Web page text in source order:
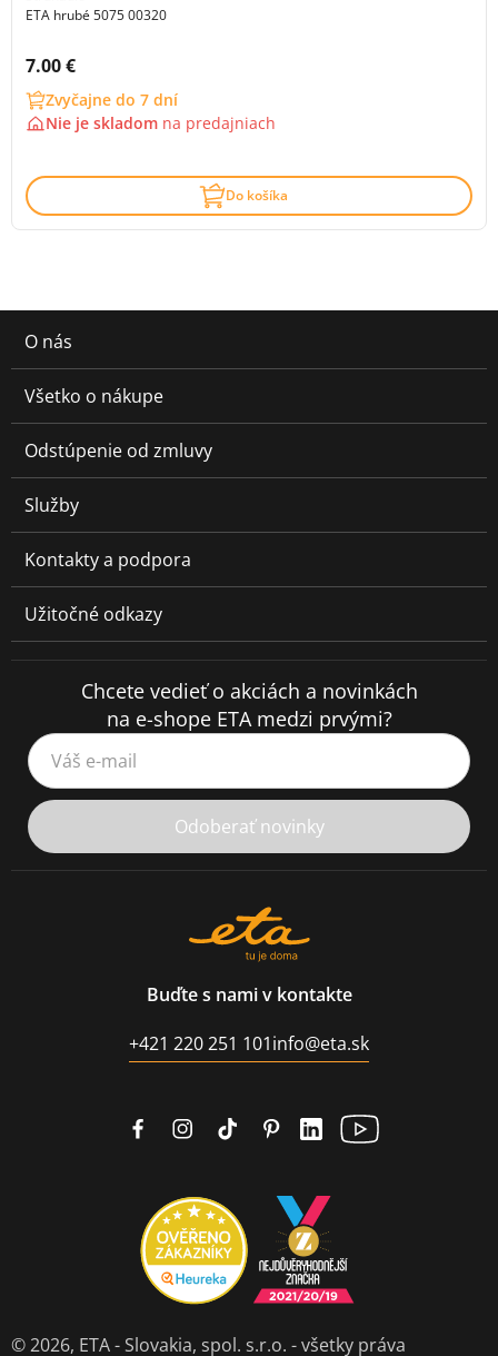
ETA hrubé 5075 00320
Cena s DPH:
7.00 €
Zvyčajne do 7 dní
Nie je skladom na predajniach
Do košíka
O nás
Všetko o nákupe
Odstúpenie od zmluvy
Služby
Kontakty a podpora
Užitočné odkazy
Chcete vedieť o akciách a novinkách
na e-shope ETA medzi prvými?
Váš e-mail
Odoberať novinky
Buďte s nami v kontakte
+421 220 251 101info@eta.sk
© 2026, ETA - Slovakia, spol. s.r.o. - všetky práva